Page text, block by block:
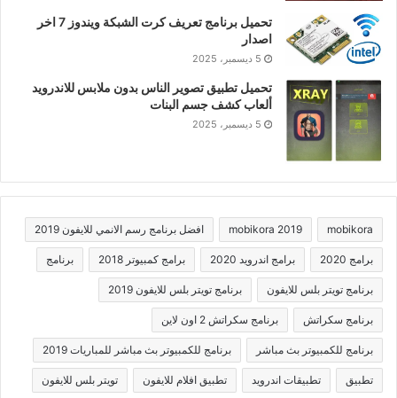
تحميل برنامج تعريف كرت الشبكة ويندوز 7 اخر
اصدار
5 ديسمبر، 2025
تحميل تطبيق تصوير الناس بدون ملابس للاندرويد
ألعاب كشف جسم البنات
5 ديسمبر، 2025
mobikora
mobikora 2019 افضل برنامج رسم الانمي للايفون 2019
برامج 2020 برامج اندرويد 2020 برامج كمبيوتر 2018 برنامج
برنامج تويتر بلس للايفون برنامج تويتر بلس للايفون 2019
برنامج سكراتش برنامج سكراتش 2 اون لاين
برنامج للكمبيوتر بث مباشر برنامج للكمبيوتر بث مباشر للمباريات 2019
تطبيق تطبيقات اندرويد تطبيق افلام للايفون تويتر بلس للايفون